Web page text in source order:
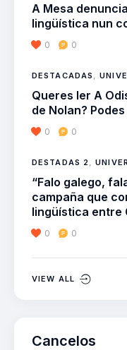
A Mesa
lingüística nun
0 0
DESTACADAS ,
Queres ler A
de Nolan?
0 0
DESTADAS 2,
“Falo galego,
campaña que
lingüística entre
0 0
VIEW ALL
Cancelos